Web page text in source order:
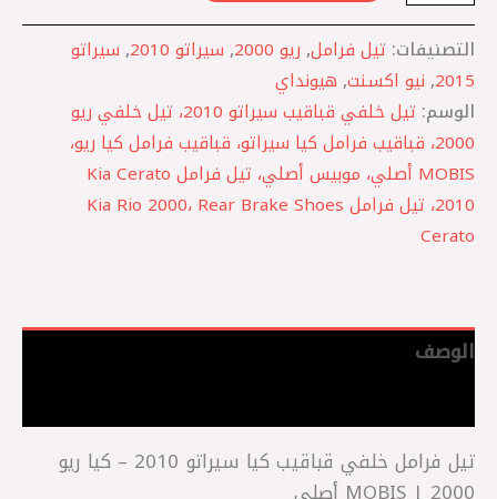
التصنيفات: تيل فرامل, ريو 2000 , سيراتو 2010 , سيراتو
2015
, نيو اكسنت, هيونداي
الوسم:
تيل خلفي قباقيب سيراتو 2010، تيل خلفي ريو
2000، قباقيب فرامل كيا سيراتو، قباقيب فرامل كيا ريو،
MOBIS أصلي، موبيس أصلي، تيل فرامل Kia Cerato
2010، تيل فرامل Kia Rio 2000، Rear Brake Shoes
Cerato
الوصف
تيل فرامل خلفي قباقيب كيا سيراتو 2010 – كيا ريو